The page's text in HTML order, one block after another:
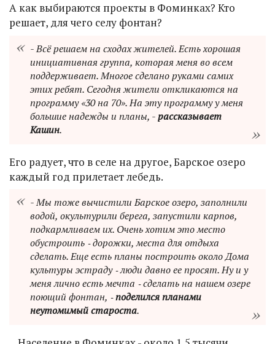
А как выбираются проекты в Фоминках? Кто
решает, для чего селу фонтан?
- Всё решаем на сходах жителей. Есть хорошая
инициативная группа, которая меня во всем
поддерживает. Многое сделано руками самих
этих ребят. Сегодня жители откликаются на
программу «30 на 70». На эту программу у меня
большие надежды и планы, -рассказывает
Кашин.
Его радует, что в селе на другое, Барское озеро
каждый год прилетает лебедь.
- Мы тоже вычистили Барское озеро, заполнили
водой, окультурили берега, запустили карпов,
подкармливаем их. Очень хотим это место
обустроить ‑ дорожки, места для отдыха
сделать. Еще есть планы построить около Дома
культуры эстраду ‑ люди давно ее просят. Ну и у
меня лично есть мечта ‑ сделать на нашем озере
поющий фонтан, ‑поделился планами
неутомимый староста.